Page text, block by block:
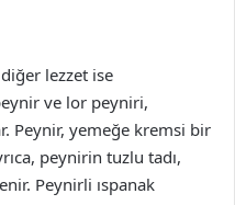
lezzet ise
ve lor peyniri,
Peynir, yemeğe kremsi bir
peynirin tuzlu tadı,
Peynirli ıspanak